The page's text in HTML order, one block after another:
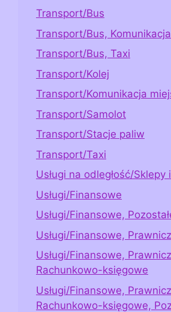
Transport/Bus
Transport/Bus,
Transport/Bus, Taxi
Transport/Kolej
Transport/Komunikacja
Transport/Samolot
Transport/Stacje paliw
Transport/Taxi
Usługi na odległość/
Usługi/Finansowe
Usługi/Finansowe,
Usługi/Finansowe,
Usługi/Finansowe,
Rachunkowo-księgowe
Usługi/Finansowe,
Rachunkowo-księgowe,